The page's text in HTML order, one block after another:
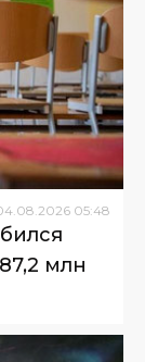
.08.2026 05:48
млн